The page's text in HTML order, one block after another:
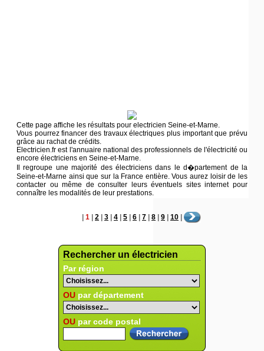
Rechercher un électricien
Par région
OU par département
OU par code postal
Cette page affiche les résultats pour electricien Seine-et-Marne.
Vous pourrez financer des travaux électriques plus important que prévu
grâce au rachat de crédits.
Electricien.fr est l'annuaire national des professionnels de l'électricité ou
encore électriciens en Seine-et-Marne.
Il regroupe une majorité des électriciens dans le d�partement de la
Seine-et-Marne ainsi que sur la France entière. Vous aurez loisir de les
contacter ou même de consulter leurs éventuels sites internet pour
connaître les modalités de leur prestations.
| 1 | 2 | 3 | 4 | 5 | 6 | 7 | 8 | 9 | 10 |